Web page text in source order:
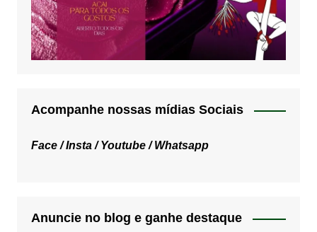
Acompanhe nossas mídias Sociais
Face /Insta /Youtube /Whatsapp
Anuncie no blog e ganhe destaque